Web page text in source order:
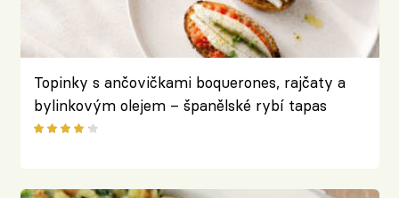
Topinky s ančovičkami boquerones, rajčaty a
bylinkovým olejem – španělské rybí tapas